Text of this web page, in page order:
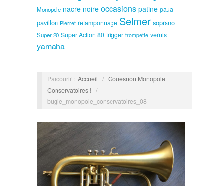
Monopole nacre noire occasions patine paua
pavillon Pierret retamponnage Selmer soprano
Super 20 Super Action 80 trigger trompette vernis
yamaha
Parcourir : Accueil / Couesnon Monopole
Conservatoires ! /
bugle_monopole_conservatoires_08